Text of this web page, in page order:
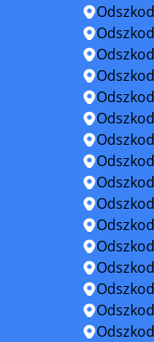
Orzesze
Poręba
Skoczów
Strumień